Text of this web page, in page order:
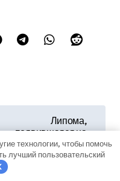
Липома,
появившаяся на
десне: методы
лечения
технологии, чтобы помочь
лучший пользовательский